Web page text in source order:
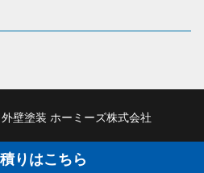
壁塗装 ホーミーズ株式会社
りはこちら